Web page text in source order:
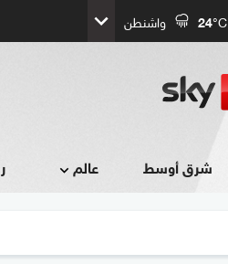
24°C واشنطن
شرق أوسط عالم